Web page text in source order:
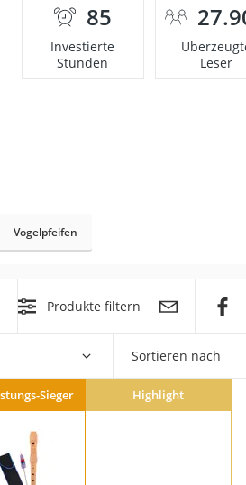
85
Investierte
Stunden
Leser
Vogelpfeifen
Produkte filtern
Sortieren nach
Sieger Highlight